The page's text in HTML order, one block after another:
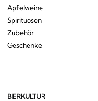
Apfelweine
Spirituosen
Zubehör
Geschenke
BIERKULTUR